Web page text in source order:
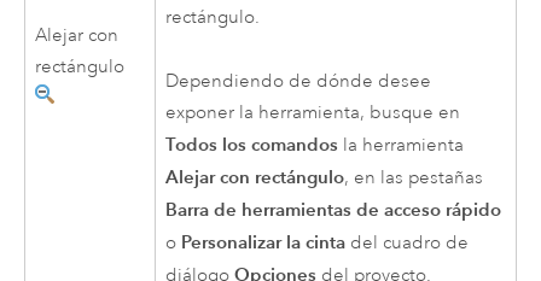
Alejar con
rectángulo
rectángulo.
Dependiendo de dónde desee
exponer la herramienta, busque en
Todos los comandos la herramienta
Alejar con rectángulo, en las pestañas
Barra de herramientas de acceso rápido
o Personalizar la cinta del cuadro de
diálogoOpciones del proyecto.